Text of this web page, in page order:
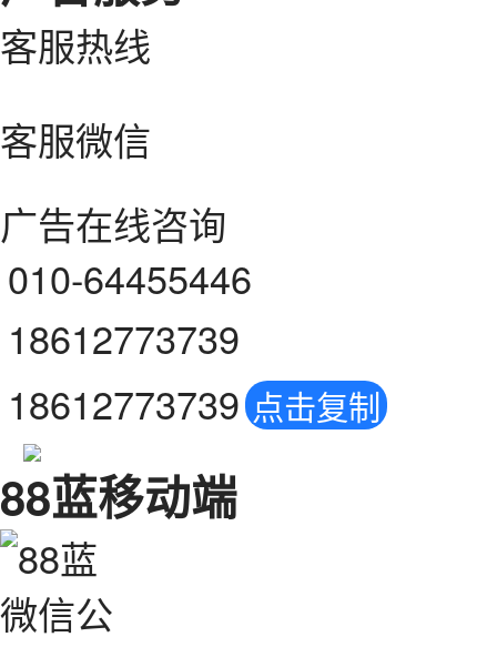
客服热线
客服微信
广告在线咨询
010-64455446
18612773739
18612773739 点击复制
88蓝移动端